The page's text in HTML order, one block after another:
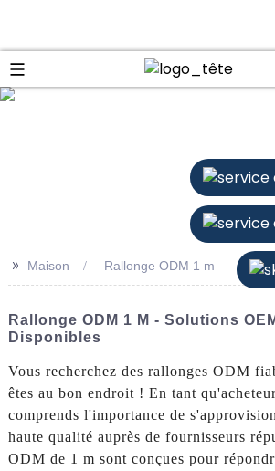
>> Maison Rallonge ODM 1 m
Rallonge ODM 1 M - Solutions
Disponibles
Vous recherchez des rallonges ODM
êtes au bon endroit ! En tant
comprends l'importance de
haute qualité auprès de fournisseurs
ODM de 1 m sont conçues pour